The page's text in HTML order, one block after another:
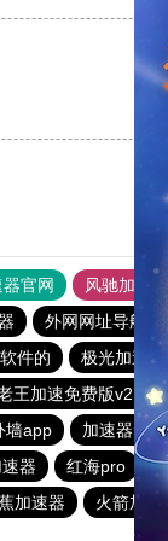
官网 风驰加速器
外网网址导航
件的 极光加速器
王加速免费版v2.2.23
墙app 加速器免
器 红海pro
加速器 火箭加